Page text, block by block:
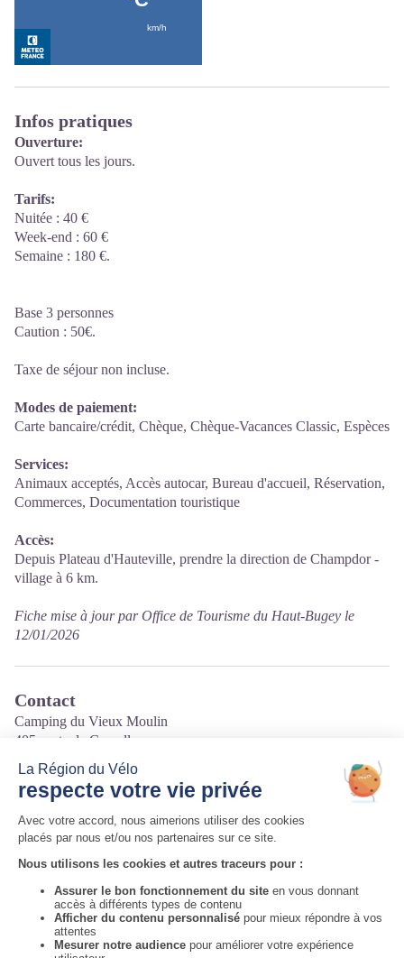
Infos pratiques
Ouverture:
Ouvert tous les jours.
Tarifs:
Nuitée : 40 €
Week-end : 60 €
Semaine : 180 €.
Base 3 personnes
Caution : 50€.
Taxe de séjour non incluse.
Modes de paiement:
Carte bancaire/crédit, Chèque, Chèque-Vacances Classic, Espèces
Services:
Animaux acceptés, Accès autocar, Bureau d'accueil, Réservation,
Commerces, Documentation touristique
Accès:
Depuis Plateau d'Hauteville, prendre la direction de Champdor -
village à 6 km.
Fiche mise à jour par Office de Tourisme du Haut-Bugey le
12/01/2026
Contact
Camping du Vieux Moulin
405 route de Corcelles
Champdor
01110 Champdor-Corcelles
Tél. 04 74 36 48 15 / 06 50 54 28 98
Courriel:
campingchampdor@orange.fr